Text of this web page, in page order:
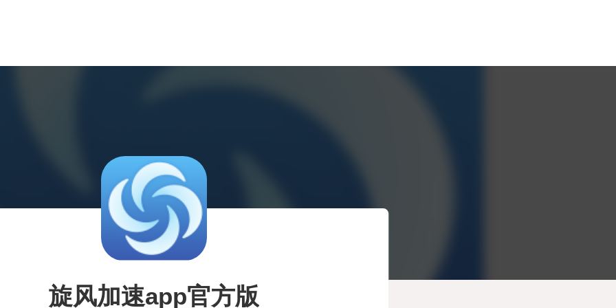
旋风加速app官方版